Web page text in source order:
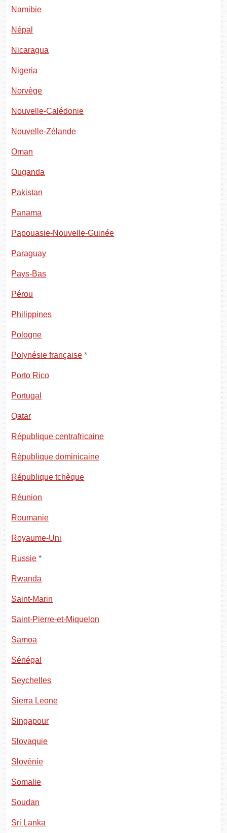
Namibie
Népal
Nicaragua
Nigeria
Norvège
Nouvelle-Calédonie
Nouvelle-Zélande
Oman
Ouganda
Pakistan
Panama
Papouasie-Nouvelle-Guinée
Paraguay
Pays-Bas
Pérou
Philippines
Pologne
Polynésie française *
Porto Rico
Portugal
Qatar
République centrafricaine
République dominicaine
République tchèque
Réunion
Roumanie
Royaume-Uni
Russie *
Rwanda
Saint-Marin
Saint-Pierre-et-Miquelon
Samoa
Sénégal
Seychelles
Sierra Leone
Singapour
Slovaquie
Slovénie
Somalie
Soudan
Sri Lanka